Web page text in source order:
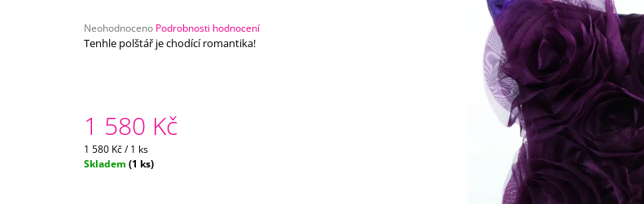
Průměrné
hodnocení
hvězdiček.
Neohodnoceno Podrobnosti hodnocení
Tenhle polštář je chodící romantika!
1 580 Kč
Měrná
cena:
1 580 Kč / 1 ks
Skladem (1 ks)